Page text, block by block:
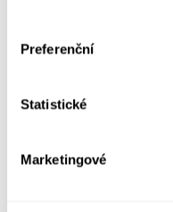
Preferenční
Statistické
Marketingové